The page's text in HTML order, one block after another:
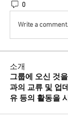
0
Write a
소개
그룹에 오신 것
과의 교류 및 업
유 등의 활동을